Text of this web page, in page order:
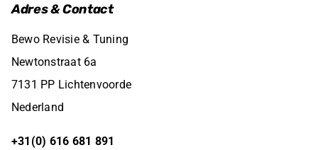
Adres & Contact
Bewo Revisie & Tuning
Newtonstraat 6a
7131 PP Lichtenvoorde
Nederland
+31(0) 616 681 891